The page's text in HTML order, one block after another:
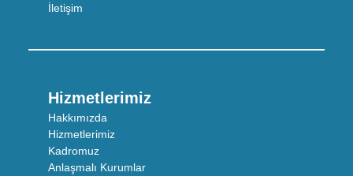
İletişim
Hizmetlerimiz
Hakkımızda
Hizmetlerimiz
Kadromuz
Anlaşmalı Kurumlar